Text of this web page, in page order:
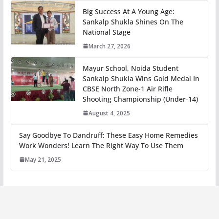
Big Success At A Young Age:
Sankalp Shukla Shines On The
National Stage
March 27, 2026
Mayur School, Noida Student
Sankalp Shukla Wins Gold Medal In
CBSE North Zone-1 Air Rifle
Shooting Championship (Under-14)
August 4, 2025
Say Goodbye To Dandruff: These Easy Home Remedies
Work Wonders! Learn The Right Way To Use Them
May 21, 2025